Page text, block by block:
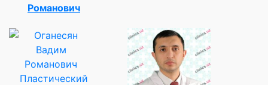
Романович
Пластический